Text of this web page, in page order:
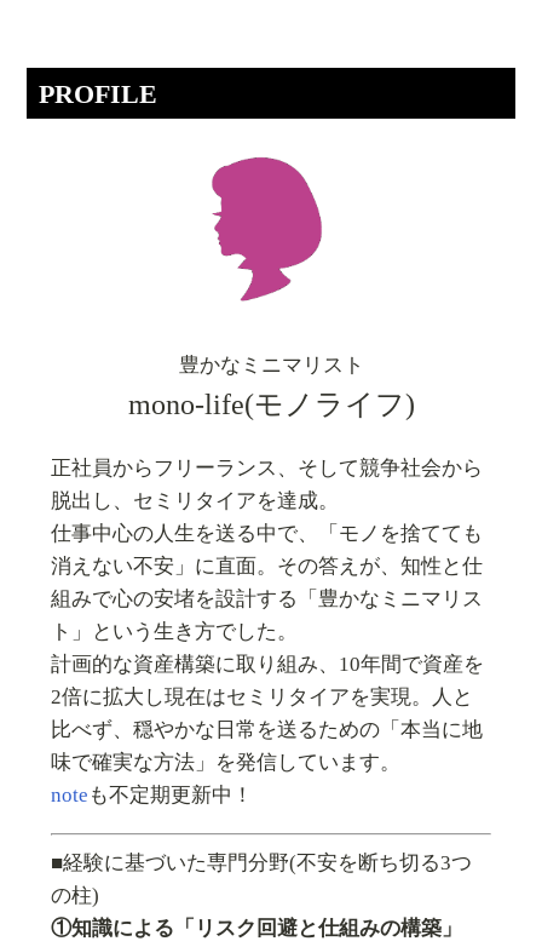
PROFILE
豊かなミニマリスト
mono-life(モノライフ)
正社員からフリーランス、そして競争社会から
脱出し、セミリタイアを達成。
仕事中心の人生を送る中で、「モノを捨てても
消えない不安」に直面。その答えが、知性と仕
組みで心の安堵を設計する「豊かなミニマリス
ト」という生き方でした。
計画的な資産構築に取り組み、10年間で資産を
2倍に拡大し現在はセミリタイアを実現。人と
比べず、穏やかな日常を送るための「本当に地
味で確実な方法」を発信しています。
note も不定期更新中！
■経験に基づいた専門分野(不安を断ち切る3つ
の柱)
①知識による「リスク回避と仕組みの構築」